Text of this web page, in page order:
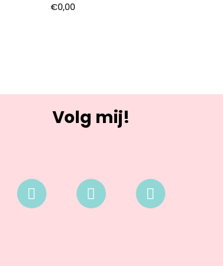
€0,00
Volg mij!